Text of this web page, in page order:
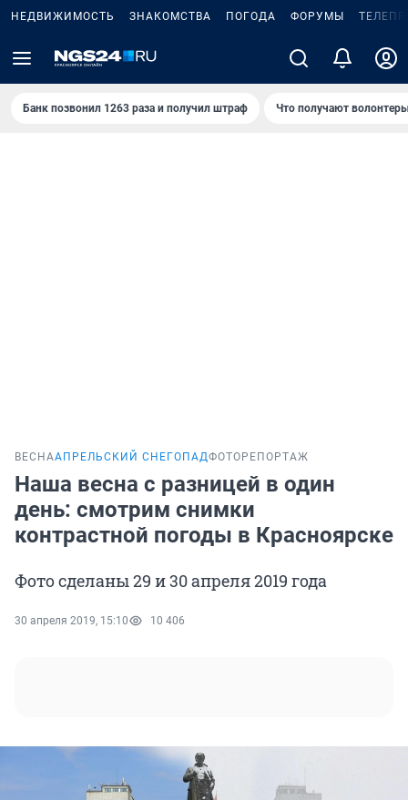
НЕДВИЖИМОСТЬ ЗНАКОМСТВА ПОГОДА ФОРУМЫ
Банк позвонил 1263 раза и получил штраф Что получают
ВЕСНААПРЕЛЬСКИЙ СНЕГОПАДФОТОРЕПОРТАЖ
Наша весна с разницей в один
день: смотрим снимки
контрастной погоды в Красноярске
Фото сделаны 29 и 30 апреля 2019 года
30 апреля 2019, 15:10 10 406